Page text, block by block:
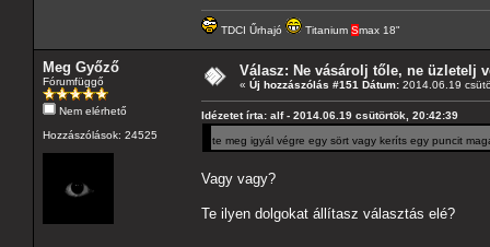
TDCI Űrhajó Titanium Smax 18"
Meg Győző
Fórumfüggő
Nem elérhető
Hozzászólások: 24525
Válasz: Ne vásárolj tőle, ne üzletelj
« Új hozzászólás #151 Dátum: 2014.06.19
Idézetet írta: alf - 2014.06.19 csütörtök, 20:42:39
te meg igyál végre egy sört vagy keríts egy puncit
Vagy vagy?
Te ilyen dolgokat állítasz választás elé?